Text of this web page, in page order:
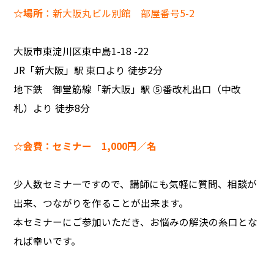
☆場所 ：新大阪丸ビル別館 部屋番号5-2
大阪市東淀川区東中島1-18 -22
JR「新大阪」駅 東口より 徒歩2分
地下鉄 御堂筋線「新大阪」駅 ⑤番改札出口（中改
札）より 徒歩8分
☆会費：セミナー 1,000円／名
少人数セミナーですので、講師にも気軽に質問、相談が
出来、つながりを作ることが出来ます。
本セミナーにご参加いただき、お悩みの解決の糸口とな
れば幸いです。